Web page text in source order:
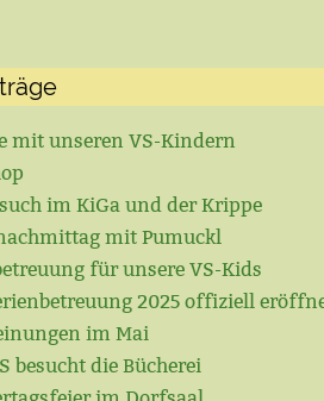
mit unseren VS-Kindern
im KiGa und der Krippe
mit Pumuckl
für unsere VS-Kids
2025 offiziell
im Mai
besucht die Bücherei